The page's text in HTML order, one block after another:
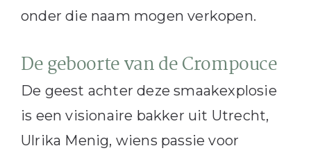
onder die naam mogen verkopen.
De geboorte van de Crompouce
De geest achter deze smaakexplosie
is een visionaire bakker uit Utrecht,
Ulrika Menig, wiens passie voor